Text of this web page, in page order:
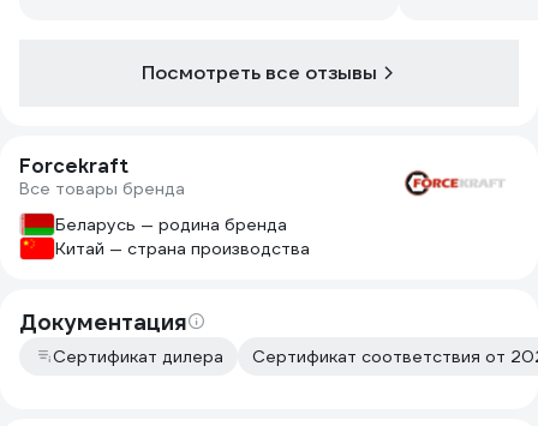
Посмотреть все отзывы
Forcekraft
Все товары бренда
Беларусь — родина бренда
Китай — страна производства
Документация
Сертификат дилера Сертификат соответствия от